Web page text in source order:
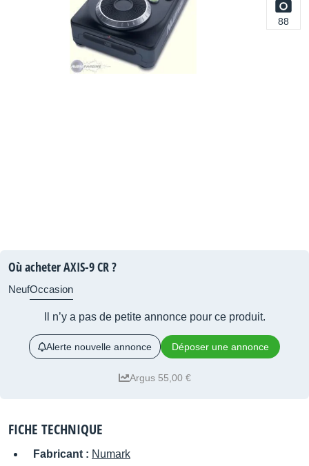
88
Où acheter AXIS-9 CR ?
NeufOccasion
Il n’y a pas de petite annonce pour ce produit.
Alerte nouvelle annonce Déposer une annonce
Argus 55,00 €
FICHE TECHNIQUE
Fabricant : Numark